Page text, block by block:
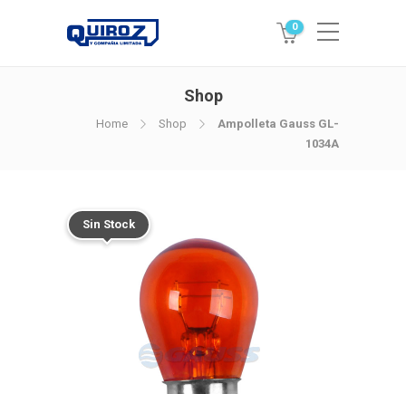
0
Shop
Home Shop
Ampolleta Gauss GL-
1034A
Sin Stock